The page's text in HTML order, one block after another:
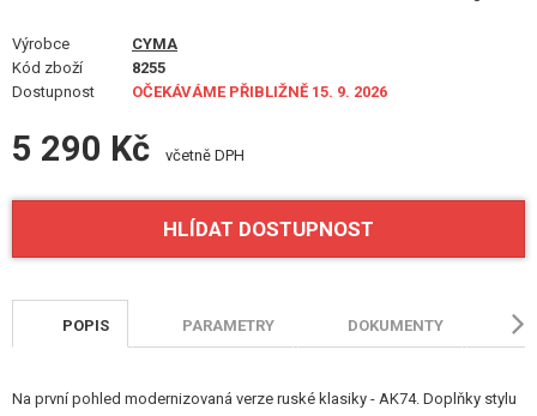
NÁHRADNÍ DÍLY, UPGRADE
TERČE, STŘELNICE
STAVEBNICE, MODELY
Výrobce
CYMA
Kód zboží
8255
Dostupnost
OČEKÁVÁME PŘIBLIŽNĚ 15. 9. 2026
5 290 Kč včetně DPH
HLÍDAT DOSTUPNOST
POPIS PARAMETRY DOKUMENTY
Na první pohled modernizovaná verze ruské klasiky - AK74. Doplňky stylu